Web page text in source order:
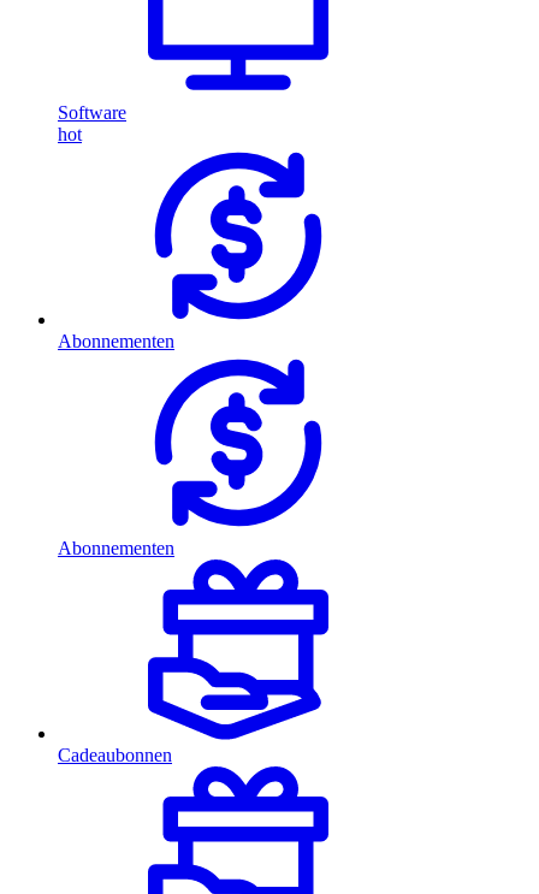
Software
hot
Abonnementen
Abonnementen
Cadeaubonnen